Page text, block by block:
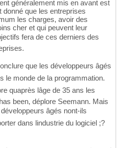
généralement mis en avant est
donné que les entreprises
les charges, avoir des
cher et qui peuvent leur
fera de ces derniers des
que les développeurs âgés
le monde de la programmation.
quaprès lâge de 35 ans les
been, déplore Seemann. Mais
âgés nont-ils
dans lindustrie du logiciel ;?